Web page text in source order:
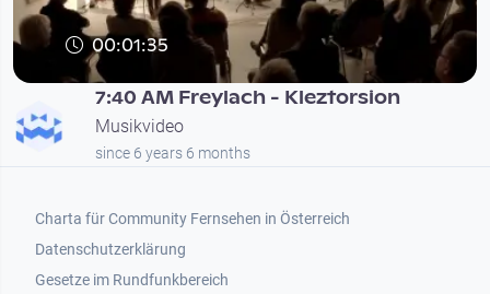
00:01:35
7:40 AM Freylach - Kleztorsion
Musikvideo
since 6 years 6 months
Footer 1
Charta für Community Fernsehen in Österreich
Datenschutzerklärung
Gesetze im Rundfunkbereich